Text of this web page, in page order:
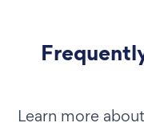
Learn more